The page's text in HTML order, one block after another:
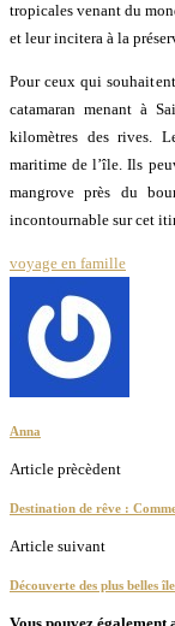
tropicales venant du
et leur incitera à la
Pour ceux qui
catamaran menant à
kilomètres des rives.
maritime de l’île. Ils
mangrove près du
incontournable sur cet
voyage en famille
Anna
Article prècèdent
Destination de rêve :
Article suivant
Découverte des plus belles